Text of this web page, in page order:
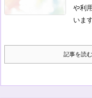
や利
いま
記事を読む